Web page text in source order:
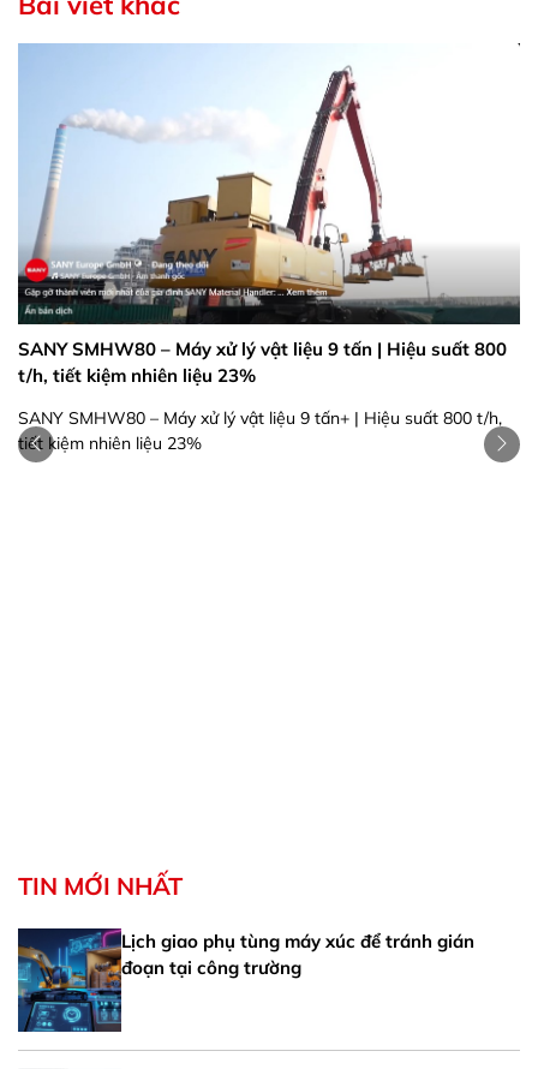
Máy khoan cọc nhồi điện SANY SR435E chính thức xuất
xưởng
TIN MỚI NHẤT
Lịch giao phụ tùng máy xúc để tránh gián
đoạn tại công trường